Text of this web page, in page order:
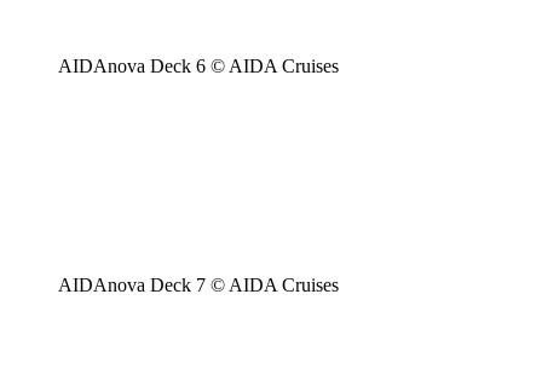
AIDAnova Deck 6 © AIDA Cruises
AIDAnova Deck 7 © AIDA Cruises